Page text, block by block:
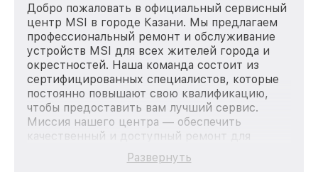
Добро пожаловать в официальный сервисный
центр MSI в городе Казани. Мы предлагаем
профессиональный ремонт и обслуживание
устройств MSI для всех жителей города и
окрестностей. Наша команда состоит из
сертифицированных специалистов, которые
постоянно повышают свою квалификацию,
чтобы предоставить вам лучший сервис.
Миссия нашего центра — обеспечить
качественный и доступный ремонт для
каждого пользователя продукции MSI, вне
зависимости от сложности поломки. Мы
Развернуть